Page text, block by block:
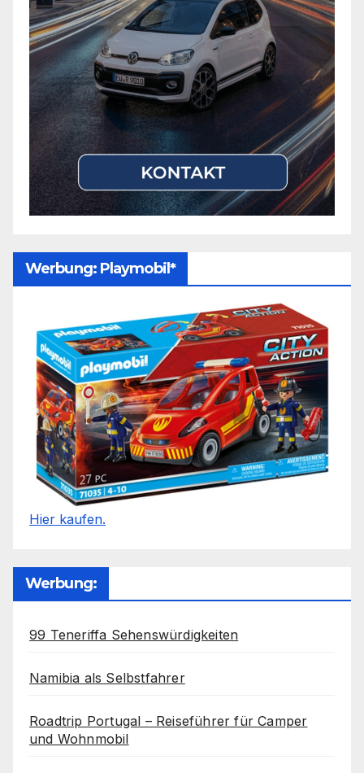
Werbung: Playmobil*
Hier kaufen.
Werbung:
99 Teneriffa Sehenswürdigkeiten
Namibia als Selbstfahrer
Roadtrip Portugal – Reiseführer für Camper
und Wohnmobil